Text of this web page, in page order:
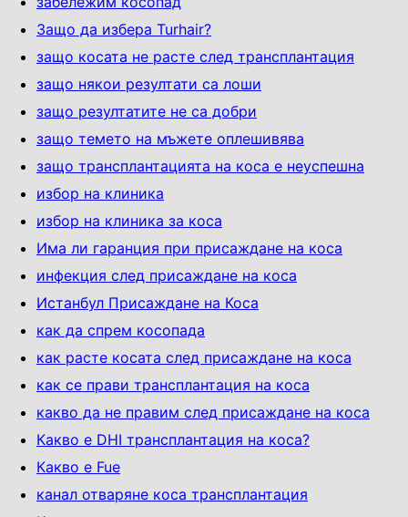
Защо да избера Turhair?
защо косата не расте след трансплантация
защо някои резултати са лоши
защо резултатите не са добри
защо темето на мъжете оплешивява
защо трансплантацията на коса е неуспешна
избор на клиника
избор на клиника за коса
Има ли гаранция при присаждане на коса
инфекция след присаждане на коса
Истанбул Присаждане на Коса
как да спрем косопада
как расте косата след присаждане на коса
как се прави трансплантация на коса
какво да не правим след присаждане на коса
Какво е DHI трансплантация на коса?
Какво е Fue
канал отваряне коса трансплантация